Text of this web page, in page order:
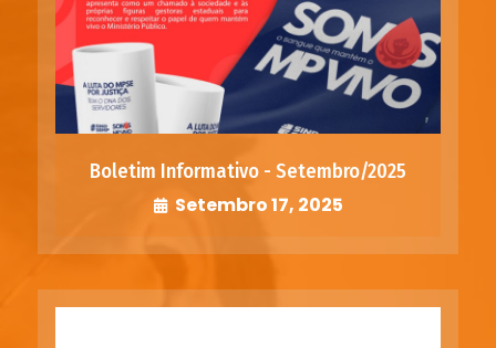
Boletim Informativo - Setembro/2025
Setembro 17, 2025